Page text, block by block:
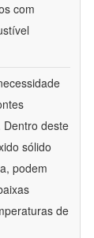
com
deste
sólido
podem
de